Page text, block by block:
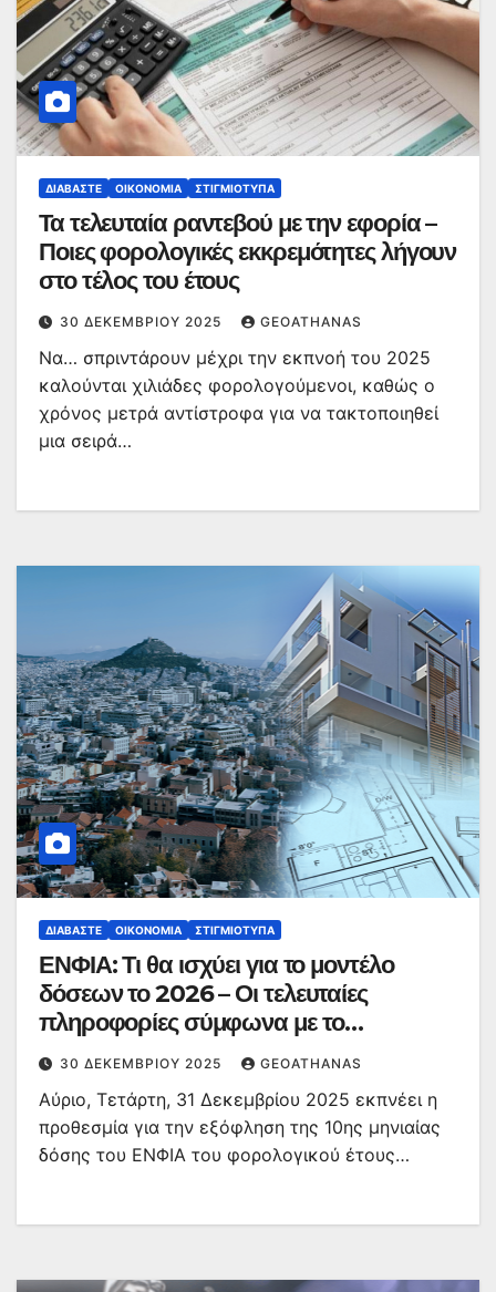
ΔΙΑΒΆΣΤΕ ΟΙΚΟΝΟΜΊΑ ΣΤΙΓΜΙΌΤΥΠΑ
Τα τελευταία ραντεβού με την εφορία –
Ποιες φορολογικές εκκρεμότητες λήγουν
στο τέλος του έτους
30 ΔΕΚΕΜΒΡΊΟΥ 2025 GEOATHANAS
Nα… σπριντάρουν μέχρι την εκπνοή του 2025
καλούνται χιλιάδες φορολογούμενοι, καθώς ο
χρόνος μετρά αντίστροφα για να τακτοποιηθεί
μια σειρά…
ΔΙΑΒΆΣΤΕ ΟΙΚΟΝΟΜΊΑ ΣΤΙΓΜΙΌΤΥΠΑ
ΕΝΦΙΑ: Τι θα ισχύει για το μοντέλο
δόσεων το 2026 – Οι τελευταίες
πληροφορίες σύμφωνα με το
υπουργείο Οικονομικών
30 ΔΕΚΕΜΒΡΊΟΥ 2025 GEOATHANAS
Αύριο, Τετάρτη, 31 Δεκεμβρίου 2025 εκπνέει η
προθεσμία για την εξόφληση της 10ης μηνιαίας
δόσης του ΕΝΦΙΑ του φορολογικού έτους…